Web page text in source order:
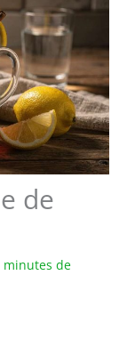
de
minutes de